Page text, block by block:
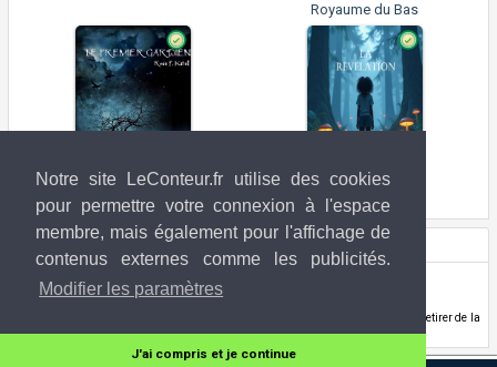
Notre site LeConteur.fr utilise des cookies
pour permettre votre connexion à l'espace
membre, mais également pour l'affichage de
contenus externes comme les publicités.
Modifier les paramètres
J'ai compris et je continue
Royaume du Bas
Le premier Gardien La révélation
Droits de l'image
Daniel Wachter
(DeviantART)
danielwachter.deviantart.com/
Si vous êtes l'ayant-droit de l'image utilisée ci-dessus et que vous souhaitez la retirer de la
banque d'image LeConteur.fr,contactez-nous.